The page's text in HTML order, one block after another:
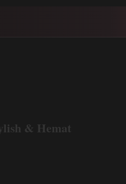
& Hemat